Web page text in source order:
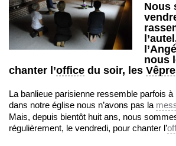
Nous
nous
chanter l’office du soir, les
La banlieue parisienne ressemble parfois
dans notre église nous n’avons pas la
Mais, depuis bientôt huit ans, nous
régulièrement, le vendredi, pour chanter l’